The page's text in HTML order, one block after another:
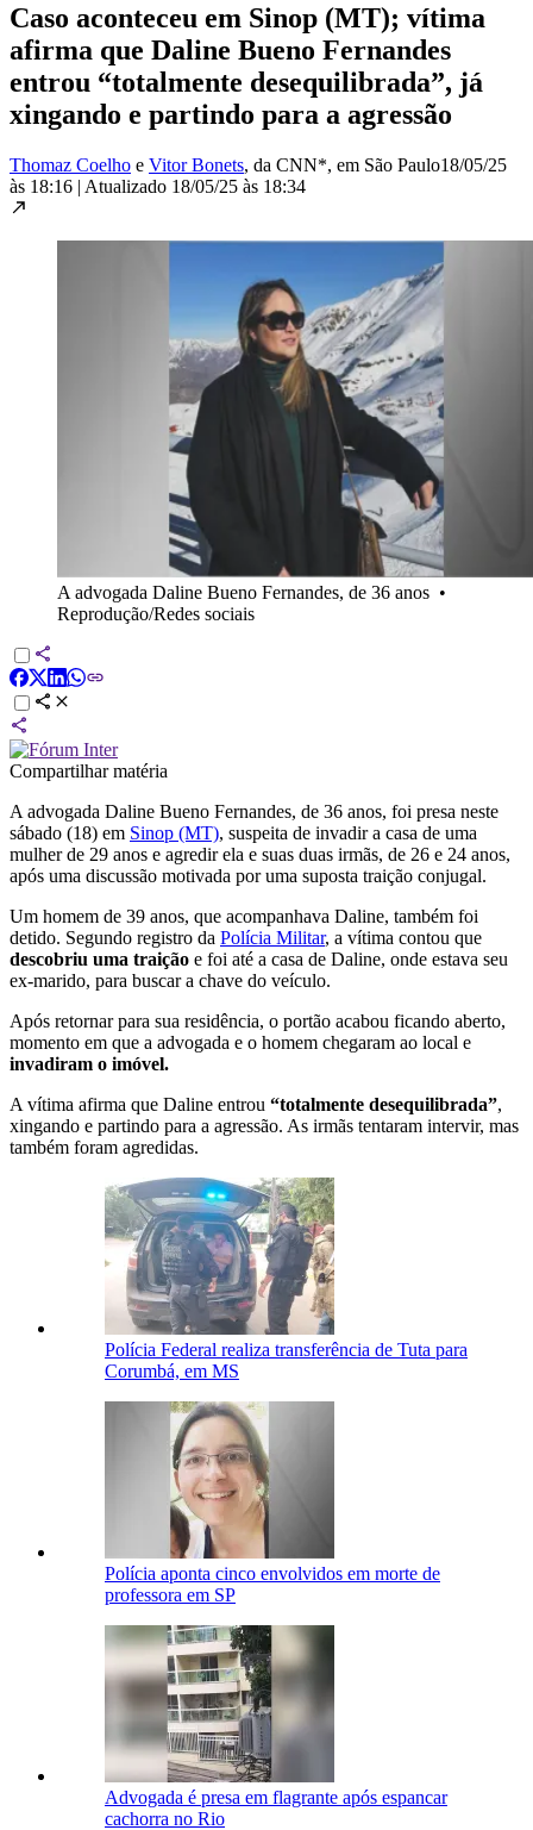
Caso aconteceu em Sinop (MT); vítima
afirma que Daline Bueno Fernandes
entrou “totalmente desequilibrada”, já
xingando e partindo para a agressão
Thomaz Coelho e Vitor Bonets, da CNN*, em São Paulo18/05/25
às 18:16 | Atualizado 18/05/25 às 18:34
A advogada Daline Bueno Fernandes, de 36 anos •
Reprodução/Redes sociais
Compartilhar matéria
A advogada Daline Bueno Fernandes, de 36 anos, foi presa neste
sábado (18) em Sinop (MT), suspeita de invadir a casa de uma
mulher de 29 anos e agredir ela e suas duas irmãs, de 26 e 24 anos,
após uma discussão motivada por uma suposta traição conjugal.
Um homem de 39 anos, que acompanhava Daline, também foi
detido. Segundo registro da Polícia Militar, a vítima contou que
descobriu uma traição e foi até a casa de Daline, onde estava seu
ex-marido, para buscar a chave do veículo.
Após retornar para sua residência, o portão acabou ficando aberto,
momento em que a advogada e o homem chegaram ao local e
invadiram o imóvel.
A vítima afirma que Daline entrou “totalmente desequilibrada”,
xingando e partindo para a agressão. As irmãs tentaram intervir, mas
também foram agredidas.
Polícia Federal realiza transferência de Tuta para
Corumbá, em MS
Polícia aponta cinco envolvidos em morte de
professora em SP
Advogada é presa em flagrante após espancar
cachorra no Rio